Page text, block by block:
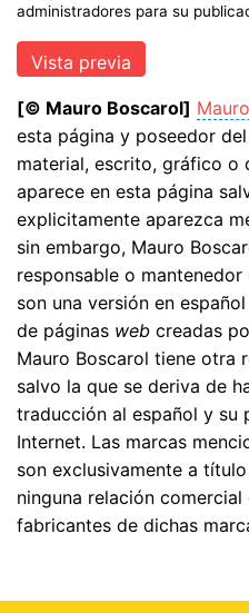
administradores para su
[© Mauro Boscarol]
esta página y poseedor
material, escrito, gráfico
aparece en esta página
explicitamente aparezca
sin embargo, Mauro
responsable o
son una versión en
de páginas web creadas
Mauro Boscarol tiene otra
salvo la que se deriva de
traducción al español y su
Internet. Las marcas
son exclusivamente a
ninguna relación
fabricantes de dichas